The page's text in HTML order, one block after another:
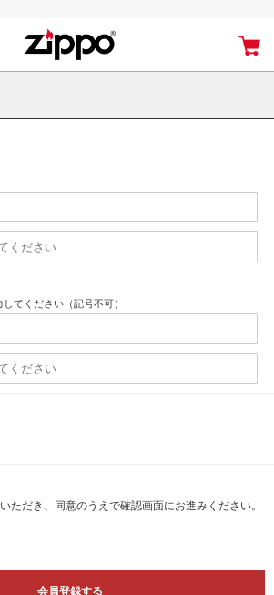
てください（記号不可）
ただき、同意のうえで確認画面にお進みください。